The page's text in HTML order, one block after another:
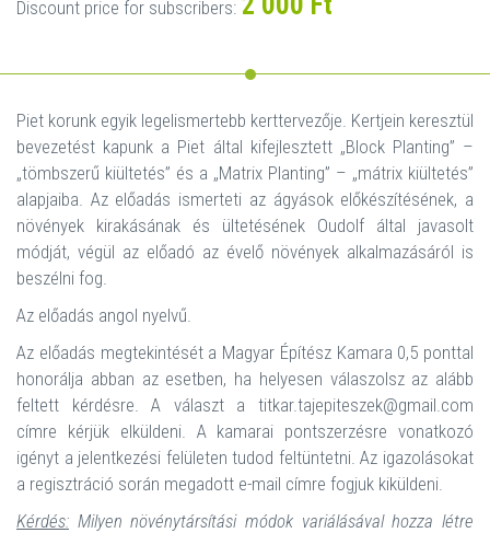
Discount price for subscribers:
Piet korunk egyik legelismertebb kerttervezője. Kertjein keresztül
bevezetést kapunk a Piet által kifejlesztett „Block Planting” –
„tömbszerű kiültetés” és a „Matrix Planting” – „mátrix kiültetés”
alapjaiba. Az előadás ismerteti az ágyások előkészítésének, a
növények kirakásának és ültetésének Oudolf által javasolt
módját, végül az előadó az évelő növények alkalmazásáról is
beszélni fog.
Az előadás angol nyelvű.
Az előadás megtekintését a Magyar Építész Kamara 0,5 ponttal
honorálja abban az esetben, ha helyesen válaszolsz az alább
feltett kérdésre. A választ a titkar.tajepiteszek@gmail.com
címre kérjük elküldeni. A kamarai pontszerzésre vonatkozó
igényt a jelentkezési felületen tudod feltüntetni. Az igazolásokat
a regisztráció során megadott e-mail címre fogjuk kiküldeni.
Kérdés: Milyen növénytársítási módok variálásával hozza létre